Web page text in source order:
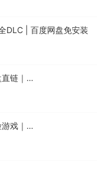
DLC | 百度网盘免安装
链｜
戏｜